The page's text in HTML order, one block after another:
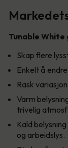
Tunable White
Skap flere
Enkelt å
Rask
Varm
trivelig
Kald
og arbeidslys.